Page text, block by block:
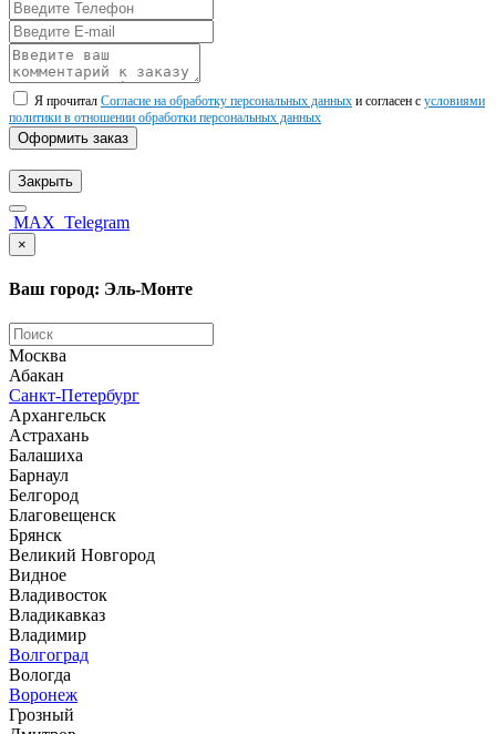
Я прочитал Согласие на обработку персональных данных и согласен с условиями
политики в отношении обработки персональных данных
Оформить заказ
Закрыть
MAX Telegram
×
Ваш город: Эль-Монте
Москва
Абакан
Санкт-Петербург
Архангельск
Астрахань
Балашиха
Барнаул
Белгород
Благовещенск
Брянск
Великий Новгород
Видное
Владивосток
Владикавказ
Владимир
Волгоград
Вологда
Воронеж
Грозный